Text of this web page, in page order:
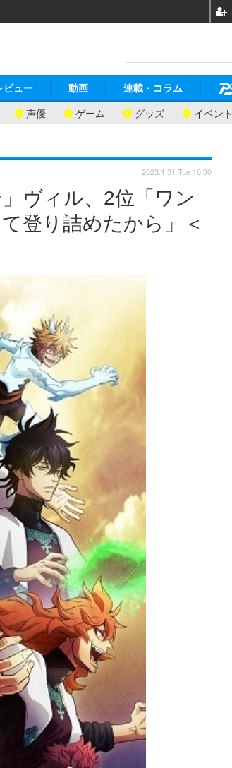
声優 ゲーム グッズ イベント
ビュー 動画 連載・コラム
ヴィル、2位「ワン
登り詰めたから」＜
2023.1.31 Tue 16:30